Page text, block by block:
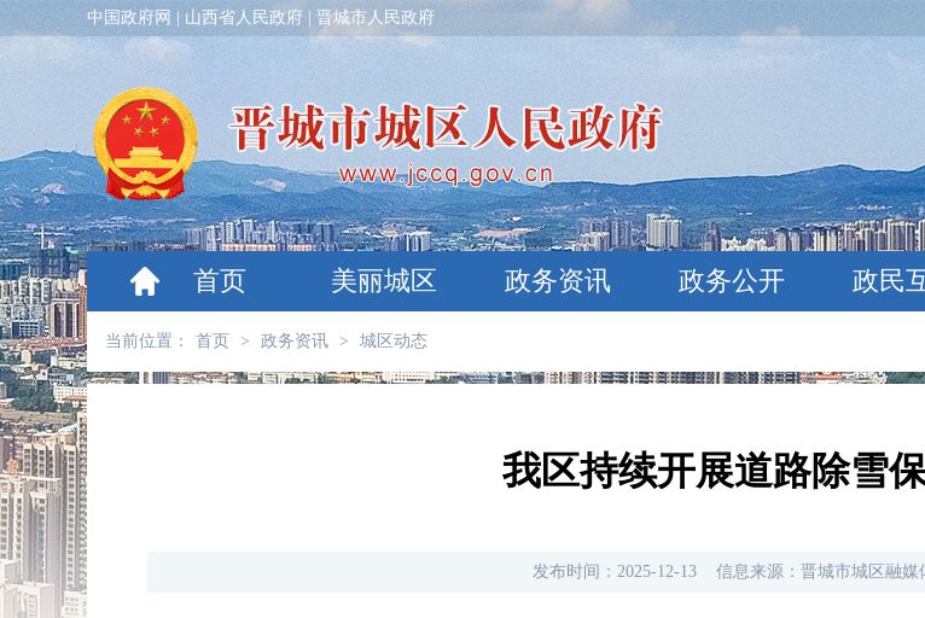
中国政府网 山西省人民政府 晋城市人民政府
首页 美丽城区 政务资讯 政务公开 政民
当前位置： 首页 > 政务资讯 > 城区动态
我区持续开展道路除雪
发布时间： 2025-12-13 信息来源： 晋城市城区融媒